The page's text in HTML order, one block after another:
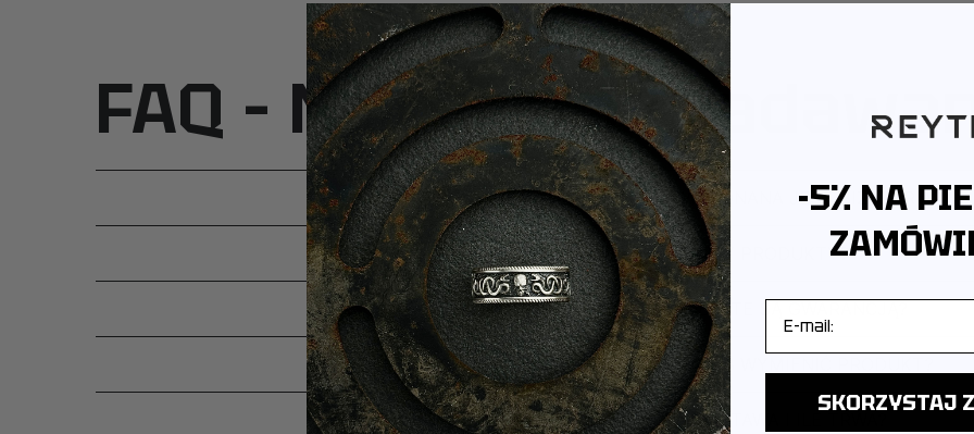
FAQ – Najczęściej
Z JAKIEGO METALU WYKONANA JEST BIŻUTERIA?
JAK PAKUJEMY PRODUKTY?
CZY PRODUKTY OBJĘTE SĄ GWARANCJĄ?
CZY MOGĘ ZWRÓCIĆ LUB WYMIENIĆ PRODUKT?
JAK WYGLĄDA DOSTAWA I ILE TRWA?
-5% NA
SKORZYSTAJ